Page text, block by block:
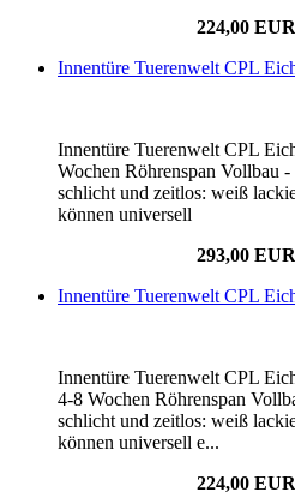
224,00 EUR
Innentüre Tuerenwelt CPL
Innentüre Tuerenwelt CPL
Wochen Röhrenspan Vollbau
schlicht und zeitlos: weiß
können universell
293,00 EUR
Innentüre Tuerenwelt CPL
Innentüre Tuerenwelt CPL
4-8 Wochen Röhrenspan
schlicht und zeitlos: weiß
können universell e...
224,00 EUR